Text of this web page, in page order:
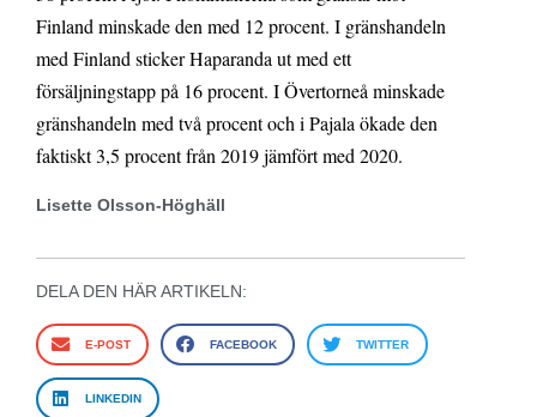
Finland minskade den med 12 procent. I gränshandeln
med Finland sticker Haparanda ut med ett
försäljningstapp på 16 procent. I Övertorneå minskade
gränshandeln med två procent och i Pajala ökade den
faktiskt 3,5 procent från 2019 jämfört med 2020.
Lisette Olsson-Höghäll
DELA DEN HÄR ARTIKELN:
E-POST FACEBOOK TWITTER
LINKEDIN